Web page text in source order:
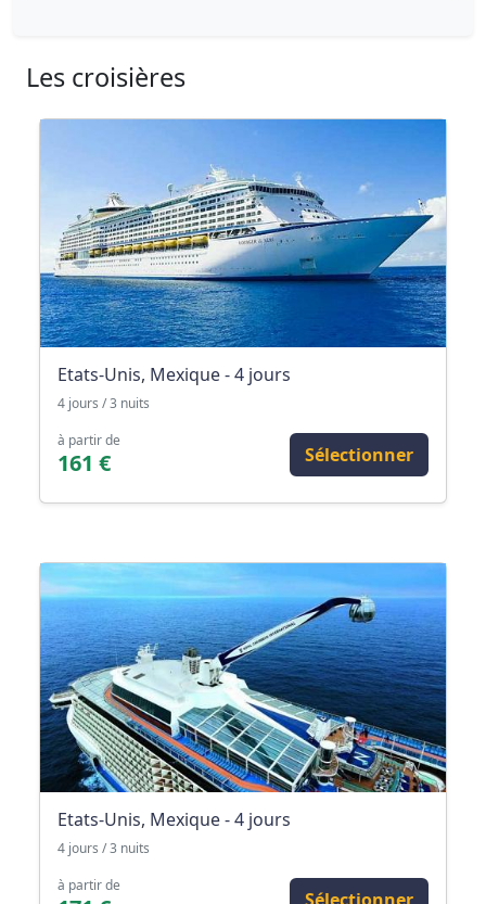
Les croisières
Etats-Unis, Mexique - 4 jours
4 jours / 3 nuits
à partir de
161 € Sélectionner
Etats-Unis, Mexique - 4 jours
4 jours / 3 nuits
à partir de